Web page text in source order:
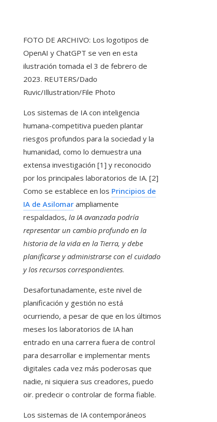
FOTO DE ARCHIVO: Los logotipos de
OpenAI y ChatGPT se ven en esta
ilustración tomada el 3 de febrero de
2023. REUTERS/Dado
Ruvic/Illustration/File Photo
Los sistemas de IA con inteligencia
humana-competitiva pueden plantar
riesgos profundos para la sociedad y la
humanidad, como lo demuestra una
extensa investigación [1] y reconocido
por los principales laboratorios de IA. [2]
Como se establece en los Principios de
IA de Asilomar ampliamente
respaldados, la IA avanzada podría
representar un cambio profundo en la
historia de la vida en la Tierra, y debe
planificarse y administrarse con el cuidado
y los recursos correspondientes.
Desafortunadamente, este nivel de
planificación y gestión no está
ocurriendo, a pesar de que en los últimos
meses los laboratorios de IA han
entrado en una carrera fuera de control
para desarrollar e implementar ments
digitales cada vez más poderosas que
nadie, ni siquiera sus creadores, puedo
oir. predecir o controlar de forma fiable.
Los sistemas de IA contemporáneos